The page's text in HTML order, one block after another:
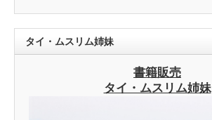
タイ・ムスリム姉妹
書籍販売
タイ・ムスリム姉妹